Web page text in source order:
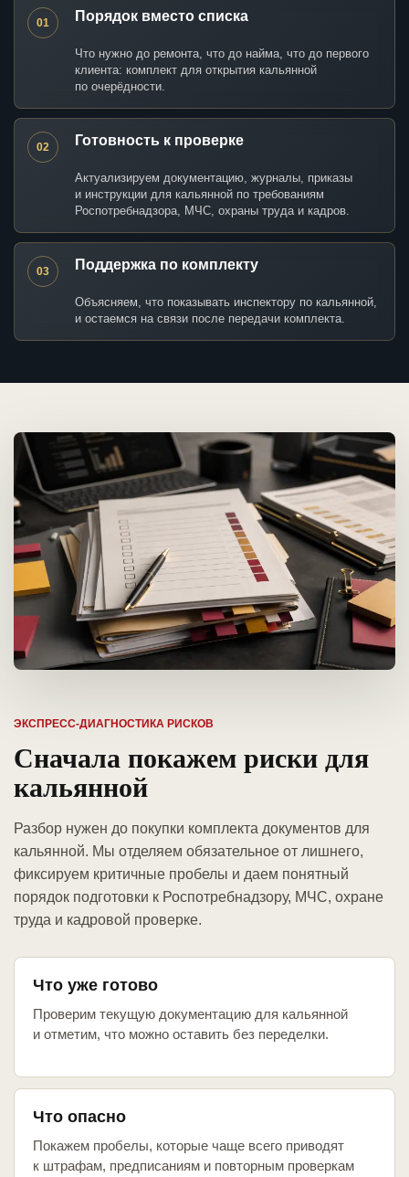
01 Порядок вместо списка
Что нужно до ремонта, что до найма, что до первого
клиента: комплект для открытия кальянной
по очерёдности.
02 Готовность к проверке
Актуализируем документацию, журналы, приказы
и инструкции для кальянной по требованиям
Роспотребнадзора, МЧС, охраны труда и кадров.
03 Поддержка по комплекту
Объясняем, что показывать инспектору по кальянной,
и остаемся на связи после передачи комплекта.
ЭКСПРЕСС-ДИАГНОСТИКА РИСКОВ
Сначала покажем риски для
кальянной
Разбор нужен до покупки комплекта документов для
кальянной. Мы отделяем обязательное от лишнего,
фиксируем критичные пробелы и даем понятный
порядок подготовки к Роспотребнадзору, МЧС, охране
труда и кадровой проверке.
Что уже готово
Проверим текущую документацию для кальянной
и отметим, что можно оставить без переделки.
Что опасно
Покажем пробелы, которые чаще всего приводят
к штрафам, предписаниям и повторным проверкам